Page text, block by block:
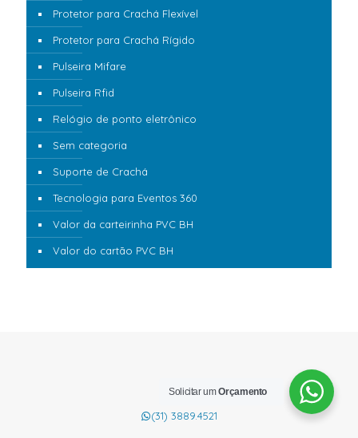
Protetor para Crachá Flexível
Protetor para Crachá Rígido
Pulseira Mifare
Pulseira Rfid
Relógio de ponto eletrônico
Sem categoria
Suporte de Crachá
Tecnologia para Eventos 360
Valor da carteirinha PVC BH
Valor do cartão PVC BH
(31) 3889.4521
Solicitar umOrçamento